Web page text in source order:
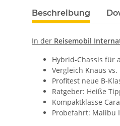
Beschreibung
In der Reisemobil
Hybrid-Chassis für
Vergleich Knaus
Profitest neue B-
Ratgeber: Heiße
Kompaktklasse
Probefahrt: Malibu I